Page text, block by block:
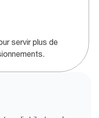
servir plus de